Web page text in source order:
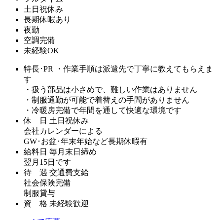
土日祝休み
長期休暇あり
夜勤
空調完備
未経験OK
特長･PR
・作業手順は派遣先で丁寧に教えてもらえま
す
・扱う部品は小さめで、難しい作業はありません
・制服通勤が可能で着替えの手間がありません
・冷暖房完備で年間を通して快適な環境です
休 日 土日祝休み
会社カレンダーによる
GW･お盆･年末年始など長期休暇有
給料日 毎月末日締め
翌月15日です
待 遇 交通費支給
社会保険完備
制服貸与
資 格 未経験歓迎